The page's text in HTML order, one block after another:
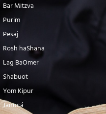
Bar Mitzva
Purim
Pesaj
Rosh haShana
Lag BaOmer
Shabuot
Yom Kipur
Janucá